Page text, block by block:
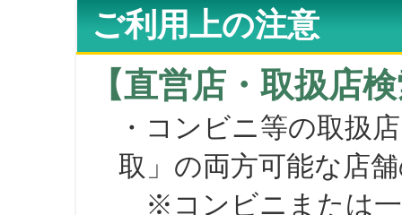
ご利用上の注意
【直営店・取扱店
・コンビニ等の取扱
取」の両方可能な店
※コンビニまたは一